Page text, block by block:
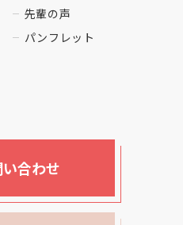
先輩の声
パンフレット
合わせ